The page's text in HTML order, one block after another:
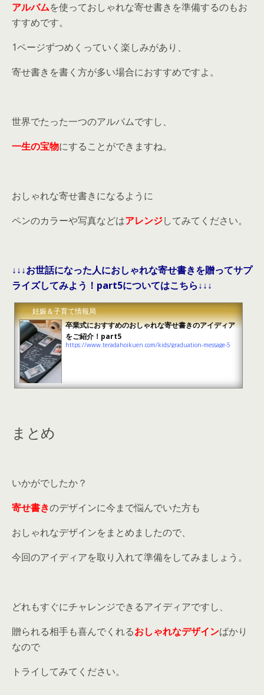
アルバムを使っておしゃれな寄せ書きを準備するのもお
すすめです。
1ページずつめくっていく楽しみがあり、
寄せ書きを書く方が多い場合におすすめですよ。
世界でたった一つのアルバムですし、
一生の宝物にすることができますね。
おしゃれな寄せ書きになるように
ペンのカラーや写真などはアレンジしてみてください。
↓↓↓お世話になった人におしゃれな寄せ書きを贈ってサプ
ライズしてみよう！part5についてはこちら↓↓↓
妊娠＆子育て情報局
卒業式におすすめのおしゃれな寄せ書きのアイディア
をご紹介！part5
https://www.teradahoikuen.com/kids/graduation-message-5
まとめ
いかがでしたか？
寄せ書きのデザインに今まで悩んでいた方も
おしゃれなデザインをまとめましたので、
今回のアイディアを取り入れて準備をしてみましょう。
どれもすぐにチャレンジできるアイディアですし、
贈られる相手も喜んでくれるおしゃれなデザインばかり
なので
トライしてみてください。